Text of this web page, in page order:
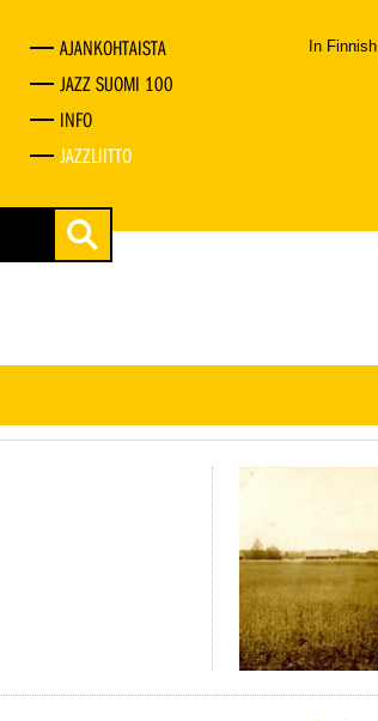
AJANKOHTAISTA
JAZZ SUOMI 100
INFO
JAZZLIITTO
In Finnish